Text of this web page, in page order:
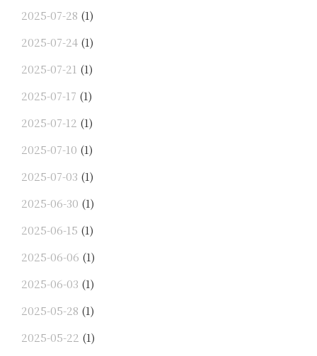
2025-07-28 (1)
2025-07-24 (1)
2025-07-21 (1)
2025-07-17 (1)
2025-07-12 (1)
2025-07-10 (1)
2025-07-03 (1)
2025-06-30 (1)
2025-06-15 (1)
2025-06-06 (1)
2025-06-03 (1)
2025-05-28 (1)
2025-05-22 (1)